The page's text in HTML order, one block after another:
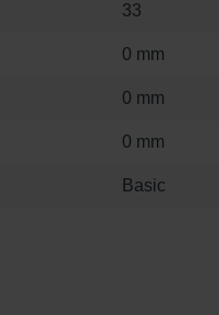
33
0 mm
0 mm
0 mm
Basic